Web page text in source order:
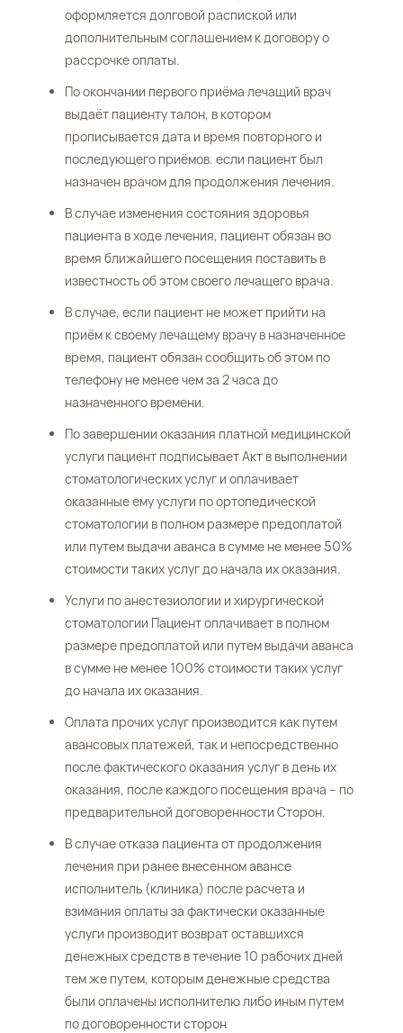
оформляется долговой распиской или
дополнительным соглашением к договору о
рассрочке оплаты.
По окончании первого приёма лечащий врач
выдаёт пациенту талон, в котором
прописывается дата и время повторного и
последующего приёмов. если пациент был
назначен врачом для продолжения лечения.
В случае изменения состояния здоровья
пациента в ходе лечения, пациент обязан во
время ближайшего посещения поставить в
известность об этом своего лечащего врача.
В случае, если пациент не может прийти на
приём к своему лечащему врачу в назначенное
время, пациент обязан сообщить об этом по
телефону не менее чем за 2 часа до
назначенного времени.
По завершении оказания платной медицинской
услуги пациент подписывает Акт в выполнении
стоматологических услуг и оплачивает
оказанные ему услуги по ортопедической
стоматологии в полном размере предоплатой
или путем выдачи аванса в сумме не менее 50%
стоимости таких услуг до начала их оказания.
Услуги по анестезиологии и хирургической
стоматологии Пациент оплачивает в полном
размере предоплатой или путем выдачи аванса
в сумме не менее 100% стоимости таких услуг
до начала их оказания.
Оплата прочих услуг производится как путем
авансовых платежей, так и непосредственно
после фактического оказания услуг в день их
оказания, после каждого посещения врача – по
предварительной договоренности Сторон.
В случае отказа пациента от продолжения
лечения при ранее внесенном авансе
исполнитель (клиника) после расчета и
взимания оплаты за фактически оказанные
услуги производит возврат оставшихся
денежных средств в течение 10 рабочих дней
тем же путем, которым денежные средства
были оплачены исполнителю либо иным путем
по договоренности сторон